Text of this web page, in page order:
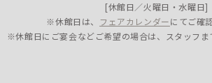
[休館日／火曜日・水曜日]
※休館日は、 フェアカレンダーにてご確
※休館日にご宴会などご希望の場合は、スタッフま